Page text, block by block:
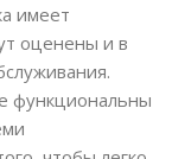
имеет
оценены и в
функциональны